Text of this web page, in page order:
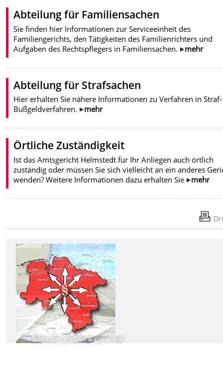
Abteilung für Familiensachen
Sie finden hier Informationen zur Serviceeinheit des
Familiengerichts, den Tätigkeiten des Familienrichters und
Aufgaben des Rechtspflegers in Familiensachen.
mehr
Abteilung für Strafsachen
Hier erhalten Sie nähere Informationen zu Verfahren in
Bußgeldverfahren.
mehr
Örtliche Zuständigkeit
Ist das Amtsgericht Helmstedt für Ihr Anliegen auch örtlich
zuständig oder müssen Sie sich vielleicht an ein anderes
wenden? Weitere Informationen dazu erhalten Sie
mehr
Bildrechte: grafolux & eye-server